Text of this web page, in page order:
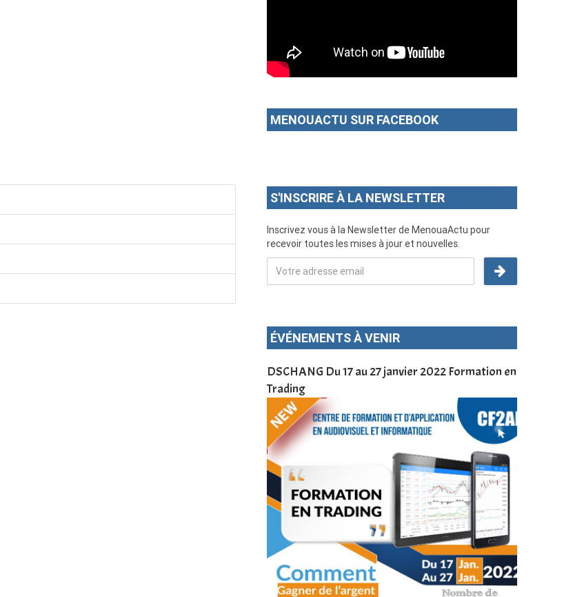
MENOUACTU SUR FACEBOOK
S'INSCRIRE À LA NEWSLETTER
Inscrivez vous à la Newsletter de MenouaActu pour
recevoir toutes les mises à jour et nouvelles.
ÉVÉNEMENTS À VENIR
DSCHANG Du 17 au 27 janvier 2022 Formation en
Trading
Cameroun